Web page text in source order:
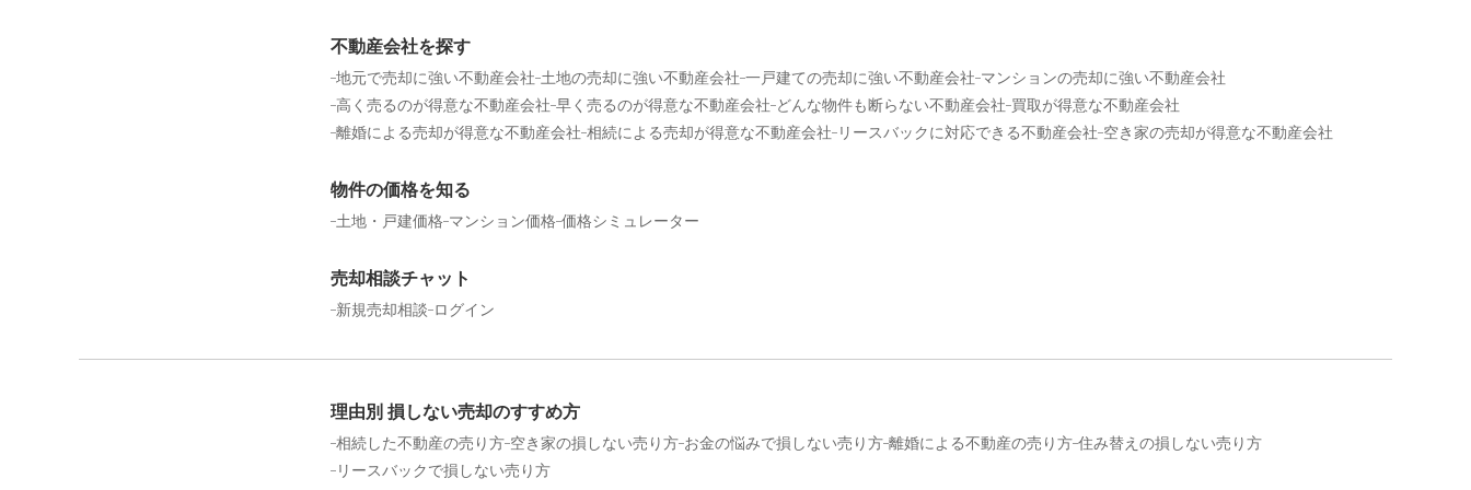
不動産会社を探す
地元で売却に強い不動産会社 土地の売却に強い不動産会社 一戸建ての売却に強い不動産会社 マンションの売却に強い不動産会社
高く売るのが得意な不動産会社 早く売るのが得意な不動産会社 どんな物件も断らない不動産会社 買取が得意な不動産会社
離婚による売却が得意な不動産会社 相続による売却が得意な不動産会社 リースバックに対応できる不動産会社 空き家の売却が得意な不動産会社
物件の価格を知る
土地・戸建価格 マンション価格 価格シミュレーター
売却相談チャット
新規売却相談 ログイン
理由別 損しない売却のすすめ方
相続した不動産の売り方 空き家の損しない売り方 お金の悩みで損しない売り方 離婚による不動産の売り方 住み替えの損しない売り方
リースバックで損しない売り方